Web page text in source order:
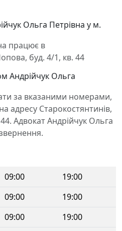
Ольга Петрівна у м.
працює в
буд. 4/1, кв. 44
Андрійчук Ольга
за вказаними номерами,
адресу Старокостянтинів,
Адвокат Андрійчук Ольга
09:00
19:00
09:00
19:00
09:00
19:00